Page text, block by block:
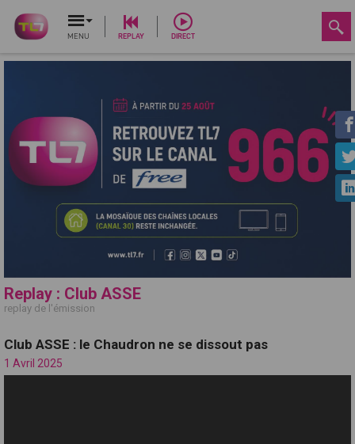
MENU REPLAY DIRECT
Replay : Club ASSE
replay de l'émission
Club ASSE : le Chaudron ne se dissout pas
1 Avril 2025